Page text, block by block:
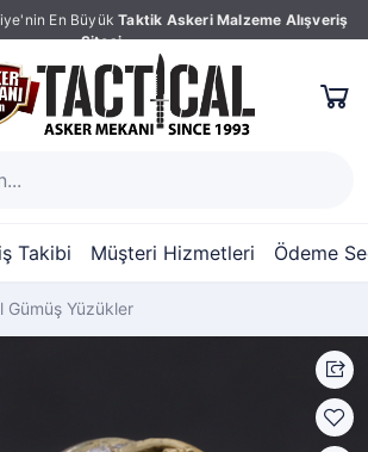
En Büyük Taktik Askeri Malzeme Alışveriş
Sitesi
Takibi Müşteri Hizmetleri Ödeme
Gümüş Yüzükler